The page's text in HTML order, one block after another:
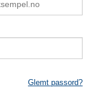
Glemt passord?